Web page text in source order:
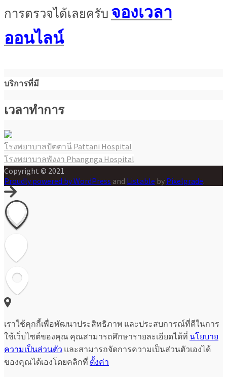
การตรวจได้เลยครับ จองเวลา
ออนไลน์
บริการที่มี
เวลาทำการ
แนะแนว
เรื่อง
โรงพยาบาลปัตตานี Pattani Hospital
โรงพยาบาลพังงา Phangnga Hospital
Copyright © 2021
Proudly powered by WordPress and Listable by Pixelgrade.
เราใช้คุกกี้เพื่อพัฒนาประสิทธิภาพ และประสบการณ์ที่ดีในการ
ใช้เว็บไซต์ของคุณ คุณสามารถศึกษารายละเอียดได้ที่ นโยบาย
ความเป็นส่วนตัว และสามารถจัดการความเป็นส่วนตัวเองได้
ของคุณได้เองโดยคลิกที่ ตั้งค่า